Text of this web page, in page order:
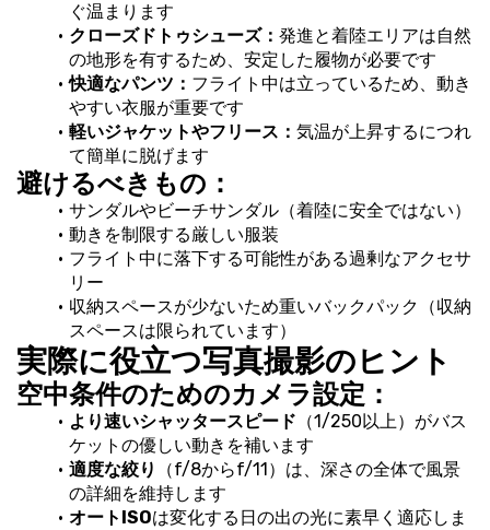
ぐ温まります
クローズドトゥシューズ： 発進と着陸エリアは自然
の地形を有するため、安定した履物が必要です
快適なパンツ： フライト中は立っているため、動き
やすい衣服が重要です
軽いジャケットやフリース： 気温が上昇するにつれ
て簡単に脱げます
避けるべきもの：
サンダルやビーチサンダル（着陸に安全ではない）
動きを制限する厳しい服装
フライト中に落下する可能性がある過剰なアクセサ
リー
収納スペースが少ないため重いバックパック（収納
スペースは限られています）
実際に役立つ写真撮影のヒント
空中条件のためのカメラ設定：
より速いシャッタースピード （1/250以上）がバス
ケットの優しい動きを補います
適度な絞り
（f/8からf/11）は、深さの全体で風景
の詳細を維持します
オートISOは変化する日の出の光に素早く適応しま